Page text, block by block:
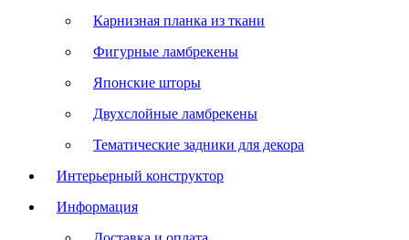
Карнизная планка из ткани
Фигурные ламбрекены
Японские шторы
Двухслойные ламбрекены
Тематические задники для декора
Интерьерный конструктор
Информация